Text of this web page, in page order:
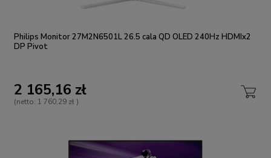
Philips Monitor 27M2N6501L 26.5 cala QD OLED 240Hz HDMIx2
DP Pivot
2 165,16 zł
(netto: 1 760,29 zł )